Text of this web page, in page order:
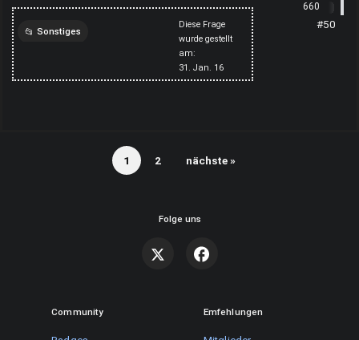
hat … irgendetwas verschweigt er mir und ich würde ge...
Diese Frage
wurde gestellt
am:
31. Jan. 16
Sonstiges
computer software
660
#50
1 2 nächste »
Folge uns
Community Emfehlungen